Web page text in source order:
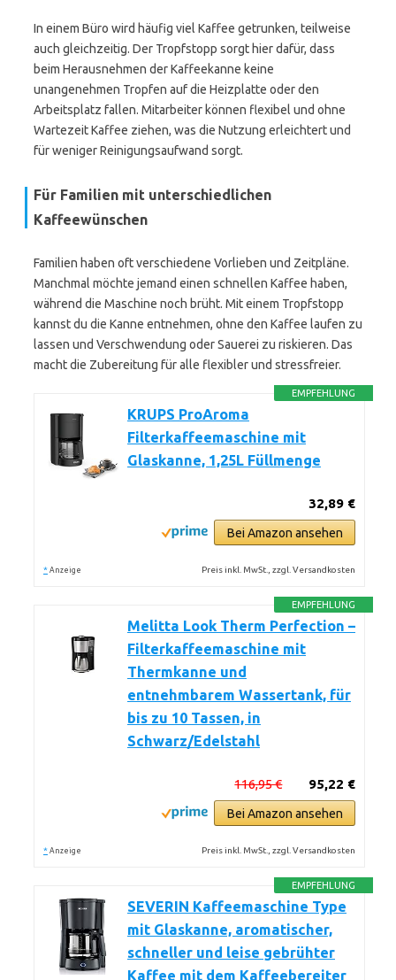
In einem Büro wird häufig viel Kaffee getrunken, teilweise
auch gleichzeitig. Der Tropfstopp sorgt hier dafür, dass
beim Herausnehmen der Kaffeekanne keine
unangenehmen Tropfen auf die Heizplatte oder den
Arbeitsplatz fallen. Mitarbeiter können flexibel und ohne
Wartezeit Kaffee ziehen, was die Nutzung erleichtert und
für weniger Reinigungsaufwand sorgt.
Für Familien mit unterschiedlichen
Kaffeewünschen
Familien haben oft verschiedene Vorlieben und Zeitpläne.
Manchmal möchte jemand einen schnellen Kaffee haben,
während die Maschine noch brüht. Mit einem Tropfstopp
kannst du die Kanne entnehmen, ohne den Kaffee laufen zu
lassen und Verschwendung oder Sauerei zu riskieren. Das
macht die Zubereitung für alle flexibler und stressfreier.
EMPFEHLUNG
KRUPS ProAroma
Filterkaffeemaschine mit
Glaskanne, 1,25L Füllmenge
32,89 €
Bei Amazon ansehen
* Anzeige Preis inkl. MwSt., zzgl. Versandkosten
EMPFEHLUNG
Melitta Look Therm Perfection –
Filterkaffeemaschine mit
Thermkanne und
entnehmbarem Wassertank, für
bis zu 10 Tassen, in
Schwarz/Edelstahl
95,22 €
116,95 €
Bei Amazon ansehen
* Anzeige Preis inkl. MwSt., zzgl. Versandkosten
EMPFEHLUNG
SEVERIN Kaffeemaschine Type
mit Glaskanne, aromatischer,
schneller und leise gebrühter
Kaffee mit dem Kaffeebereiter